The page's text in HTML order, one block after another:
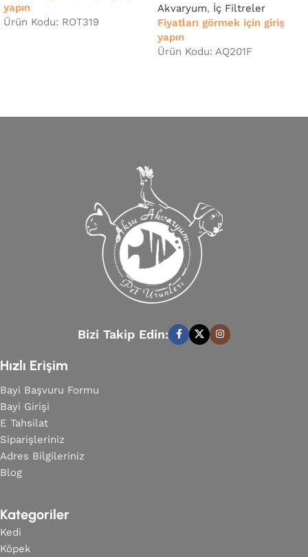
yapın
Ürün Kodu: ROT319
Akvaryum, İç Filtreler
Fiyatları görmek için giriş
yapın
Ürün Kodu: AQ201F
Bizi Takip Edin:
Hızlı Erişim
Bayi Başvuru Formu
Bayi Girişi
E Tahsilat
Siparişleriniz
Adres Bilgileriniz
Blog
Kategoriler
Kedi
Köpek